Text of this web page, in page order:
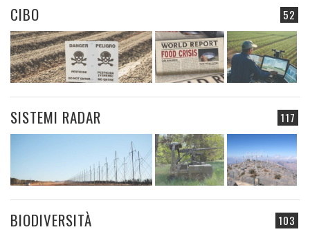
52
CIBO
117
SISTEMI RADAR
103
BIODIVERSITÀ